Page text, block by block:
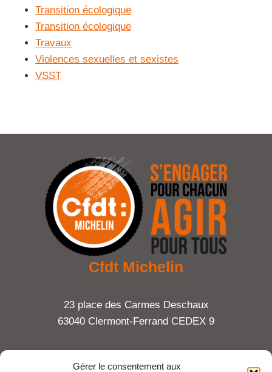
Gérer le consentement aux
Transition écologique
Transition écologique
Travaux
Violences sexuelles et sexistes
VSST
Cfdt Michelin
23 place des Carmes Deschaux
63040 Clermont-Ferrand CEDEX 9
Tel : 06 65 27 23 81